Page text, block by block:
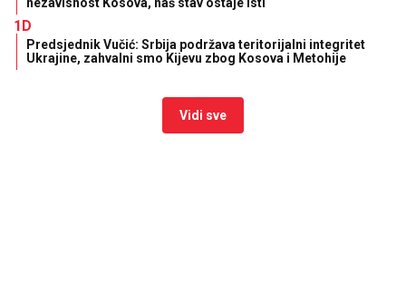
nezavisnost Kosova, naš stav ostaje isti
1D
Predsjednik Vučić: Srbija podržava teritorijalni integritet
Ukrajine, zahvalni smo Kijevu zbog Kosova i Metohije
Vidi sve